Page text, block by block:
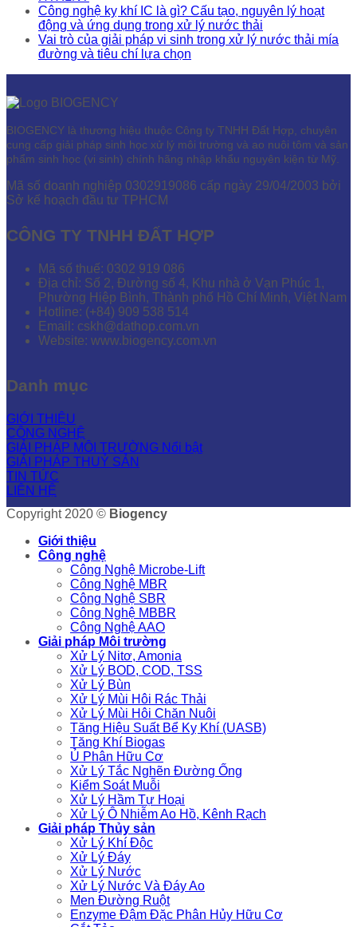
Công nghệ kỵ khí IC là gì? Cấu tạo, nguyên lý hoạt
động và ứng dụng trong xử lý nước thải
Vai trò của giải pháp vi sinh trong xử lý nước thải mía
đường và tiêu chí lựa chọn
BIOGENCY là thương hiệu thuộc Công ty TNHH Đất Hợp, chuyên
cung cấp giải pháp sinh học xử lý môi trường và ao nuôi tôm và sản
phẩm sinh học (vi sinh) chính hãng nhập khẩu nguyên kiện từ Mỹ.
Mã số doanh nghiệp 0302919086 cấp ngày 29/04/2003 bởi
Sở kế hoạch đầu tư TPHCM
CÔNG TY TNHH ĐẤT HỢP
Mã số thuế: 0302 919 086
Địa chỉ: Số 2, Đường số 4, Khu nhà ở Vạn Phúc 1,
Phường Hiệp Bình, Thành phố Hồ Chí Minh, Việt Nam
Hotline: (+84) 909 538 514
Email: cskh@dathop.com.vn
Website: www.biogency.com.vn
Danh mục
GIỚI THIỆU
CÔNG NGHỆ
GIẢI PHÁP MÔI TRƯỜNG
GIẢI PHÁP THUỶ SẢN
TIN TỨC
LIÊN HỆ
Copyright 2020 © Biogency
Giới thiệu
Công nghệ
Công Nghệ Microbe-Lift
Công Nghệ MBR
Công Nghệ SBR
Công Nghệ MBBR
Công Nghệ AAO
Giải pháp Môi trường
Xử Lý Nitơ, Amonia
Xử Lý BOD, COD, TSS
Xử Lý Bùn
Xử Lý Mùi Hôi Rác Thải
Xử Lý Mùi Hôi Chăn Nuôi
Tăng Hiệu Suất Bể Kỵ Khí (UASB)
Tăng Khí Biogas
Ủ Phân Hữu Cơ
Xử Lý Tắc Nghẽn Đường Ống
Kiểm Soát Muỗi
Xử Lý Hầm Tự Hoại
Xử Lý Ô Nhiễm Ao Hồ, Kênh Rạch
Giải pháp Thủy sản
Xử Lý Khí Độc
Xử Lý Đáy
Xử Lý Nước
Xử Lý Nước Và Đáy Ao
Men Đường Ruột
Enzyme Đậm Đặc Phân Hủy Hữu Cơ